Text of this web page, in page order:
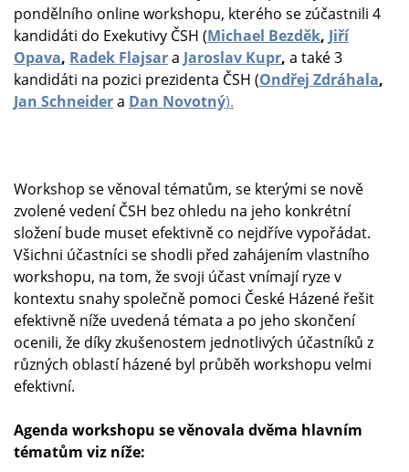
pondělního online workshopu, kterého se zúčastnili 4
kandidáti do Exekutivy ČSH (Michael Bezděk, Jiří
Opava, Radek Flajsara Jaroslav Kupr, a také 3
kandidáti na pozici prezidenta ČSH (Ondřej Zdráhala,
Jan Schneidera Dan Novotný).
Workshop se věnoval tématům, se kterými se nově
zvolené vedení ČSH bez ohledu na jeho konkrétní
složení bude muset efektivně co nejdříve vypořádat.
Všichni účastníci se shodli před zahájením vlastního
workshopu, na tom, že svoji účast vnímají ryze v
kontextu snahy společně pomoci České Házené řešit
efektivně níže uvedená témata a po jeho skončení
ocenili, že díky zkušenostem jednotlivých účastníků z
různých oblastí házené byl průběh workshopu velmi
efektivní.
Agenda workshopu se věnovala dvěma hlavním
tématům viz níže: